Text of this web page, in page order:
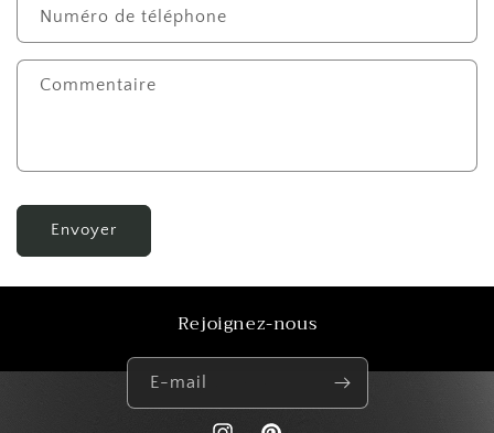
Numéro de téléphone
Commentaire
Envoyer
Rejoignez-nous
E-mail